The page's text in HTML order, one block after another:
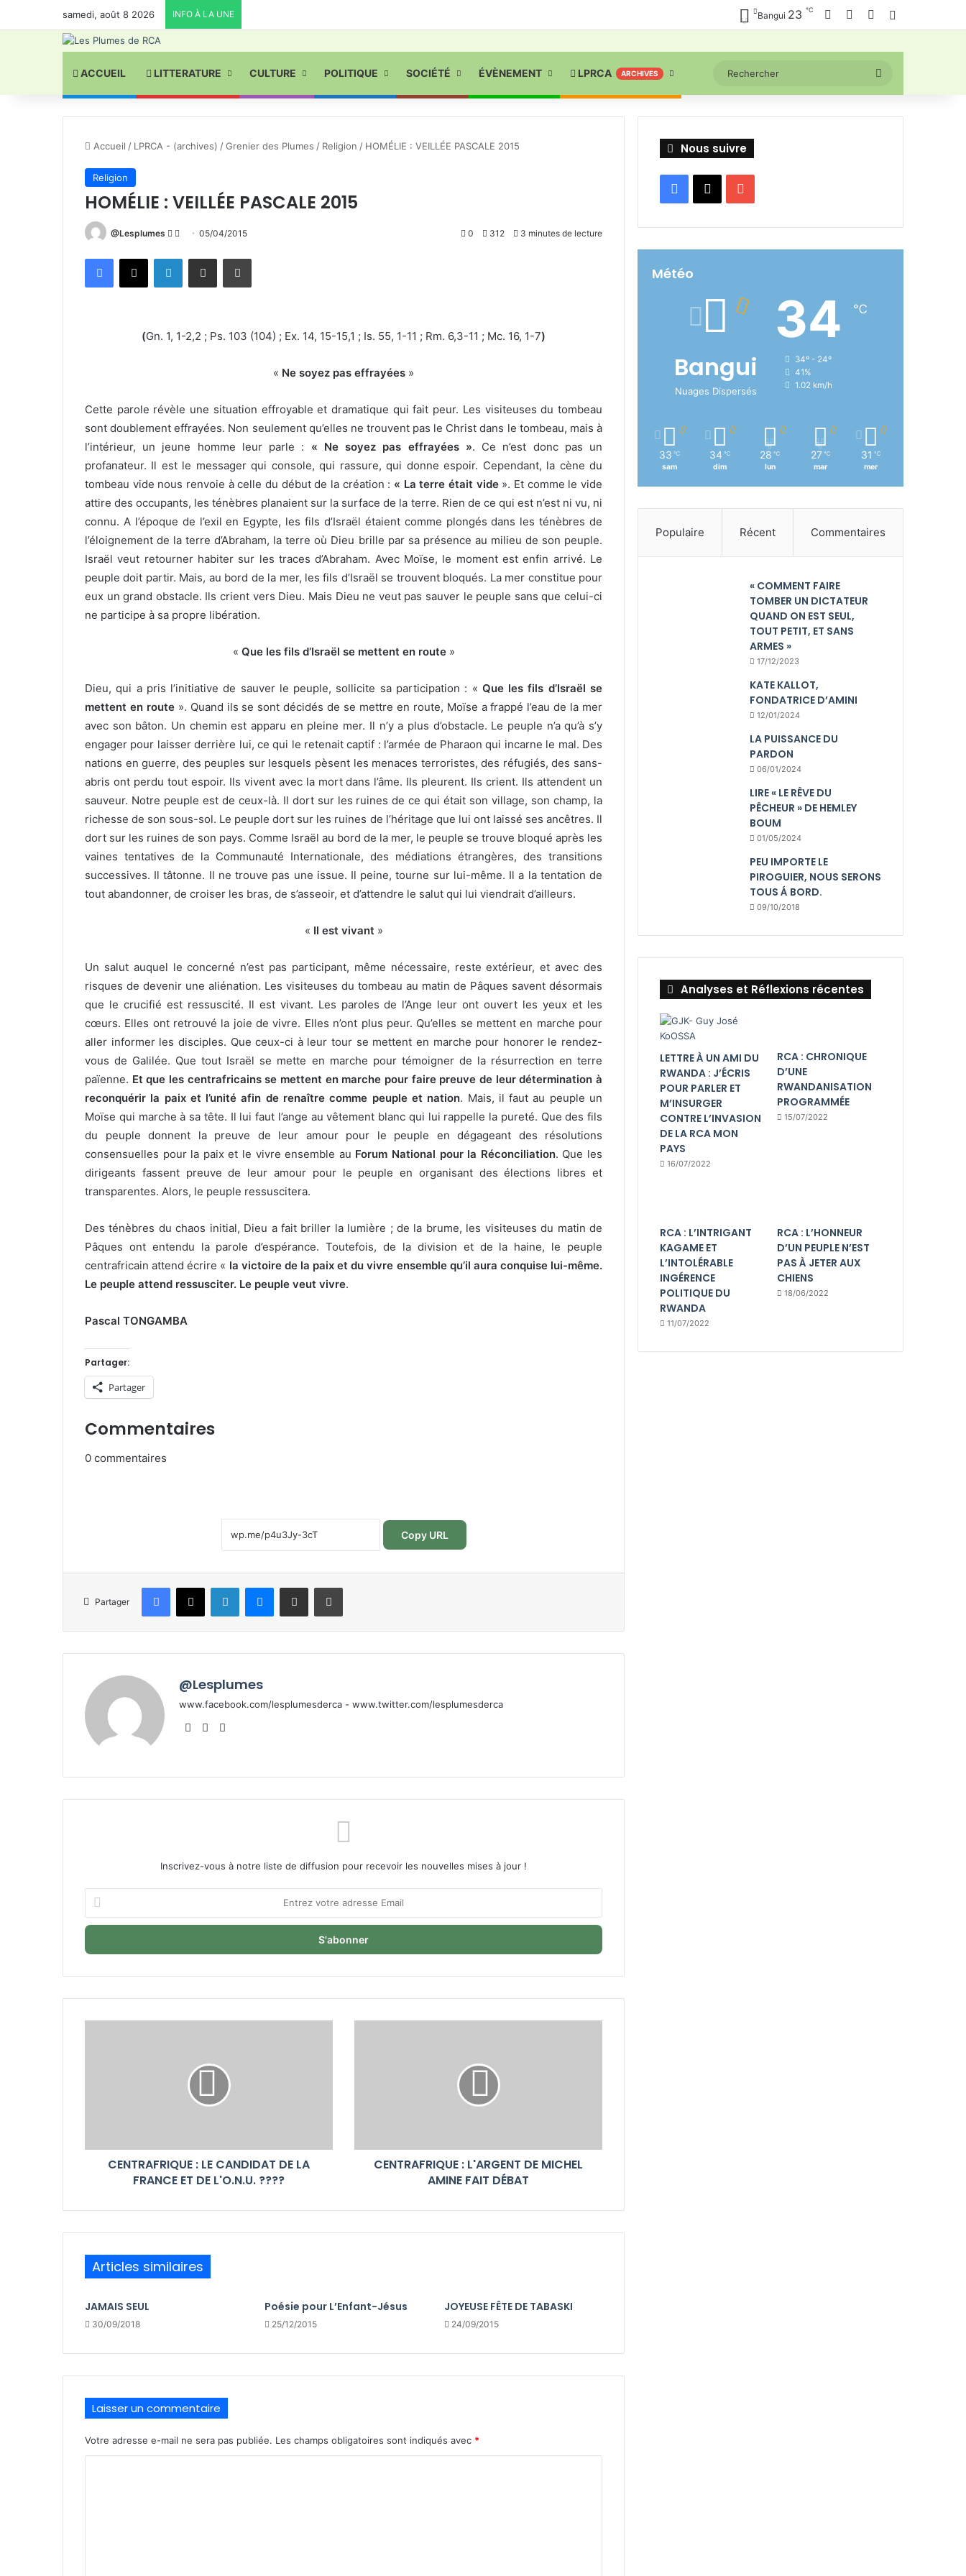
samedi, août 8 2026 INFO À LA UNE Bangui 23 ℃ Facebook YouTube
ACCUEIL LITTERATURE CULTURE POLITIQUE SOCIÉTÉ ÉVÈNEMENT LPRCA ARCHIVES Rechercher
Accueil / LPRCA - (archives) /Grenier des Plumes / Religion / HOMÉLIE : VEILLÉE PASCALE 2015
Religion
HOMÉLIE : VEILLÉE PASCALE 2015
@Lesplumes
Follow
Envoyer
courriel
05/04/2015 0 312 3 minutes de lecture
Facebook
X LinkedinPartager par email Imprimer
(Gn. 1, 1-2,2 ; Ps. 103 (104) ; Ex. 14, 15-15,1 ; Is. 55, 1-11 ; Rm. 6,3-11 ; Mc. 16, 1-7)
« Ne soyez pas effrayées »
Cette parole révèle une situation effroyable et dramatique qui fait peur. Les visiteuses du tombeau
sont doublement effrayées. Non seulement qu’elles ne trouvent pas le Christ dans le tombeau, mais à
l’intérieur, un jeune homme leur parle : « Ne soyez pas effrayées ». Ce n’est donc pas un
profanateur. Il est le messager qui console, qui rassure, qui donne espoir. Cependant, la cène du
tombeau vide nous renvoie à celle du début de la création : « La terre était vide ». Et comme le vide
attire des occupants, les ténèbres planaient sur la surface de la terre. Rien de ce qui est n’est ni vu, ni
connu. A l’époque de l’exil en Egypte, les fils d’Israël étaient comme plongés dans les ténèbres de
l’éloignement de la terre d’Abraham, la terre où Dieu brille par sa présence au milieu de son peuple.
Israël veut retourner habiter sur les traces d’Abraham. Avec Moïse, le moment est enfin arrivé. Le
peuple doit partir. Mais, au bord de la mer, les fils d’Israël se trouvent bloqués. La mer constitue pour
eux un grand obstacle. Ils crient vers Dieu. Mais Dieu ne veut pas sauver le peuple sans que celui-ci
ne participe à sa propre libération.
« Que les fils d’Israël se mettent en route»
Dieu, qui a pris l’initiative de sauver le peuple, sollicite sa participation : « Que les fils d’Israël se
mettent en route». Quand ils se sont décidés de se mettre en route, Moïse a frappé l’eau de la mer
avec son bâton. Un chemin est apparu en pleine mer. Il n’y a plus d’obstacle. Le peuple n’a qu’à s’y
engager pour laisser derrière lui, ce qui le retenait captif : l’armée de Pharaon qui incarne le mal. Des
nations en guerre, des peuples sur lesquels pèsent les menaces terroristes, des réfugiés, des sans-
abris ont perdu tout espoir. Ils vivent avec la mort dans l’âme. Ils pleurent. Ils crient. Ils attendent un
sauveur. Notre peuple est de ceux-là. Il dort sur les ruines de ce qui était son village, son champ, la
richesse de son sous-sol. Le peuple dort sur les ruines de l’héritage que lui ont laissé ses ancêtres. Il
dort sur les ruines de son pays. Comme Israël au bord de la mer, le peuple se trouve bloqué après les
vaines tentatives de la Communauté Internationale, des médiations étrangères, des transitions
successives. Il tâtonne. Il ne trouve pas une issue. Il peine, tourne sur lui-même. Il a la tentation de
tout abandonner, de croiser les bras, de s’asseoir, et d’attendre le salut qui lui viendrait d’ailleurs.
« Il est vivant »
Un salut auquel le concerné n’est pas participant, même nécessaire, reste extérieur, et avec des
risques de devenir une aliénation. Les visiteuses du tombeau au matin de Pâques savent désormais
que le crucifié est ressuscité. Il est vivant. Les paroles de l’Ange leur ont ouvert les yeux et les
cœurs. Elles ont retrouvé la joie de vivre. Elles n’ont plus peur. Qu’elles se mettent en marche pour
aller informer les disciples. Que ceux-ci à leur tour se mettent en marche pour honorer le rendez-
vous de Galilée. Que tout Israël se mette en marche pour témoigner de la résurrection en terre
païenne. Et que les centrafricains se mettent en marche pour faire preuve de leur détermination à
reconquérir la paix et l’unité afin de renaître comme peuple et nation. Mais, il faut au peuple un
Moïse qui marche à sa tête. Il lui faut l’ange au vêtement blanc qui lui rappelle la pureté. Que des fils
du peuple donnent la preuve de leur amour pour le peuple en dégageant des résolutions
consensuelles pour la paix et le vivre ensemble au Forum National pour la Réconciliation. Que les
dirigeants fassent preuve de leur amour pour le peuple en organisant des élections libres et
transparentes. Alors, le peuple ressuscitera.
Des ténèbres du chaos initial, Dieu a fait briller la lumière ; de la brume, les visiteuses du matin de
Pâques ont entendu la parole d’espérance. Toutefois, de la division et de la haine, le peuple
centrafricain attend écrire « la victoire de la paix et du vivre ensemble qu’il aura conquise lui-même.
Le peuple attend ressusciter. Le peuple veut vivre.
Pascal TONGAMBA
Partager:
Partager
Commentaires
0 commentaires
Copy URL
Partager
Facebook
X LinkedinMessenger
Partager par email Imprimer
@Lesplumes
www.facebook.com/lesplumesderca - www.twitter.com/lesplumesderca
WebsiteFacebook
Inscrivez-vous à notre liste de diffusion pour recevoir les nouvelles mises à jour !
votre
adresse
CENTRAFRIQUE : LE CANDIDAT DE LA
FRANCE ET DE L'O.N.U. ????
CENTRAFRIQUE : L'ARGENT DE MICHEL
AMINE FAIT DÉBAT
Articles similaires
JAMAIS SEUL
30/09/2018
Poésie pour L’Enfant-Jésus
25/12/2015
JOYEUSE FÊTE DE TABASKI
24/09/2015
Laisser un commentaire
Votre adresse e-mail ne sera pas publiée. Les champs obligatoires sont indiqués avec *
Nous suivre
Facebook
X
Météo
Bangui
Nuages Dispersés
34 ℃
34º - 24º
41%
1.02 km/h
33 ℃
sam
34 ℃
dim
28 ℃
lun
27 ℃
mar
31 ℃
mer
Populaire Récent Commentaires
« COMMENT FAIRE
TOMBER UN DICTATEUR
QUAND ON EST SEUL,
TOUT PETIT, ET SANS
ARMES »
17/12/2023
KATE KALLOT,
FONDATRICE D’AMINI
12/01/2024
LA PUISSANCE DU
PARDON
06/01/2024
LIRE « LE RÊVE DU
PÊCHEUR » DE HEMLEY
BOUM
01/05/2024
PEU IMPORTE LE
PIROGUIER, NOUS SERONS
TOUS Á BORD.
09/10/2018
Analyses et Réflexions récentes
LETTRE À UN AMI DU
RWANDA : J’ÉCRIS
POUR PARLER ET
M’INSURGER
CONTRE L’INVASION
DE LA RCA MON
PAYS
16/07/2022
RCA : CHRONIQUE
D’UNE
RWANDANISATION
PROGRAMMÉE
15/07/2022
RCA : L’INTRIGANT
KAGAME ET
L’INTOLÉRABLE
INGÉRENCE
POLITIQUE DU
RWANDA
11/07/2022
RCA : L’HONNEUR
D’UN PEUPLE N’EST
PAS À JETER AUX
CHIENS
18/06/2022